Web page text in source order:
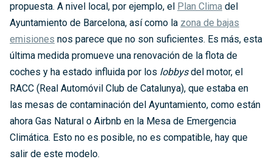
propuesta. A nivel local, por ejemplo, el Plan Clima del
Ayuntamiento de Barcelona, así como la zona de bajas
emisiones nos parece que no son suficientes. Es más, esta
última medida promueve una renovación de la flota de
coches y ha estado influida por los lobbysdel motor, el
RACC (Real Automóvil Club de Catalunya), que estaba en
las mesas de contaminación del Ayuntamiento, como están
ahora Gas Natural o Airbnb en la Mesa de Emergencia
Climática. Esto no es posible, no es compatible, hay que
salir de este modelo.